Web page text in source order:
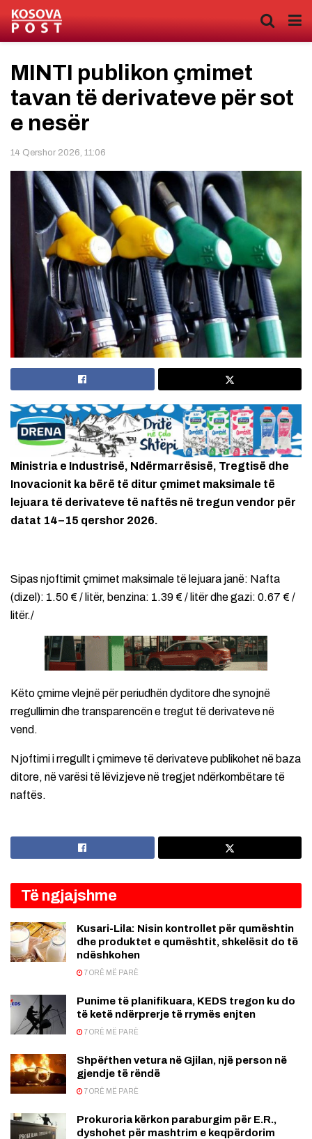
MINTI publikon çmimet
tavan të derivateve për sot
e nesër
14 Qershor 2026, 11:06
Ministria e Industrisë, Ndërmarrësisë, Tregtisë dhe
Inovacionit ka bërë të ditur çmimet maksimale të
lejuara të derivateve të naftës në tregun vendor për
datat 14–15 qershor 2026.
Sipas njoftimit çmimet maksimale të lejuara janë: Nafta
(dizel): 1.50 € / litër, benzina: 1.39 € / litër dhe gazi: 0.67 € /
litër./
Këto çmime vlejnë për periudhën dyditore dhe synojnë
rregullimin dhe transparencën e tregut të derivateve në
vend.
Njoftimi i rregullt i çmimeve të derivateve publikohet në baza
ditore, në varësi të lëvizjeve në tregjet ndërkombëtare të
naftës.
Të ngjajshme
Kusari-Lila: Nisin kontrollet për qumështin
dhe produktet e qumështit, shkelësit do të
ndëshkohen
7 ORË MË PARË
Punime të planifikuara, KEDS tregon ku do
të ketë ndërprerje të rrymës enjten
7 ORË MË PARË
Shpëŕthen vetura në Gjilan, një person në
gjendje të rëndë
7 ORË MË PARË
Prokuroria kërkon paraburgim për E.R.,
dyshohet për mashtrim e keqpërdorim